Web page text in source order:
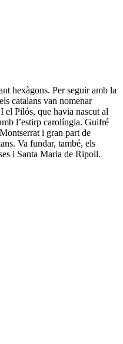
hexàgons. Per seguir amb la
catalans van nomenar
el Pilós, que havia nascut al
l’estirp carolíngia. Guifré
i gran part de
Va fundar, també, els
i Santa Maria de Ripoll.